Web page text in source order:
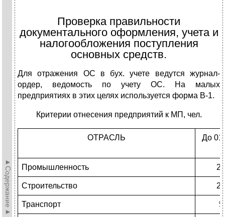
►Содержание►
Проверка правильности
документального оформления, учета и
налогообложения поступления
основных средств.
Для отражения ОС в бух. учете ведутся журнал-
ордер, ведомость по учету ОС. На малых
предприятиях в этих целях используется форма В-1.
Критерии отнесения предприятий к МП, чел.
ОТРАСЛЬ
До
г.
Промышленность
Строительство
Транспорт